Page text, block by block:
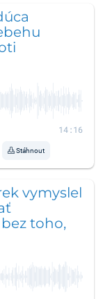
14:16
Stáhnout
vymyslel
toho,